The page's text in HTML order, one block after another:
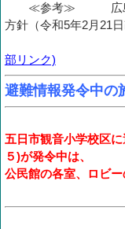
≪参考≫
方針（令和5年2月21日
部リンク)
避難情報発令中の
五日市観音小学校区
５)が発令中は、
公民館の各室、ロビー